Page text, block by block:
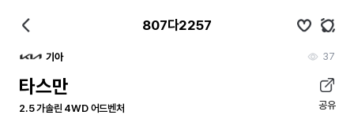
807다2257
기아 37
타스만
2.5 가솔린 4WD 어드벤처 공유